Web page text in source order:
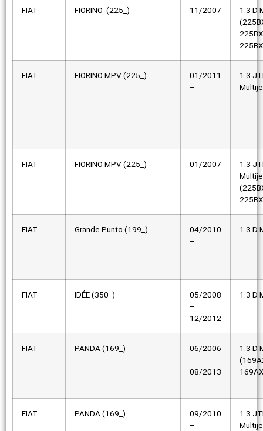
FIAT FIORINO (225_)
11/2007
–
1.3 D
FIAT FIORINO MPV (225_)
01/2011
–
1.3
FIAT FIORINO MPV (225_)
01/2007
–
1.3
FIAT Grande Punto (199_)
04/2010
–
1.3 D
FIAT IDÉE (350_)
05/2008
–
12/2012
1.3 D
FIAT PANDA (169_)
06/2006
–
08/2013
1.3 D
FIAT PANDA (169_)
09/2010
–
1.3